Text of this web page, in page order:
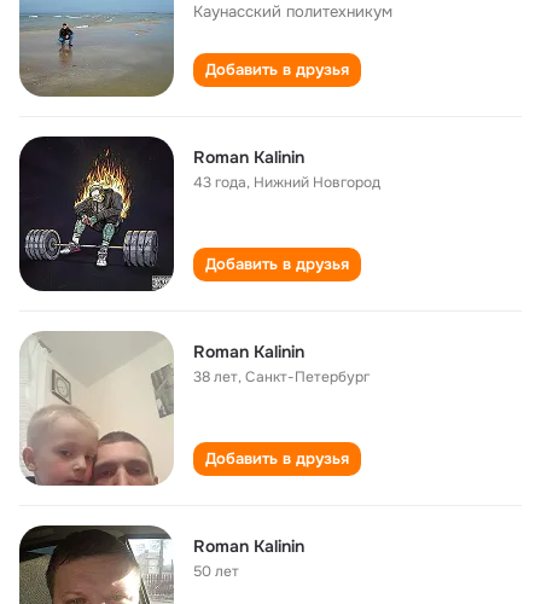
Каунасский политехникум
Добавить в друзья
Roman Kalinin
43 года, Нижний Новгород
Добавить в друзья
Roman Kalinin
38 лет,Санкт-Петербург
Добавить в друзья
Roman Kalinin
50 лет